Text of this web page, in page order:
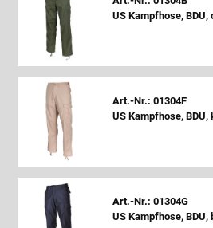
US Kampfhose, BDU,
Art.-Nr.: 01304F
US Kampfhose, BDU,
Art.-Nr.: 01304G
US Kampfhose, BDU,